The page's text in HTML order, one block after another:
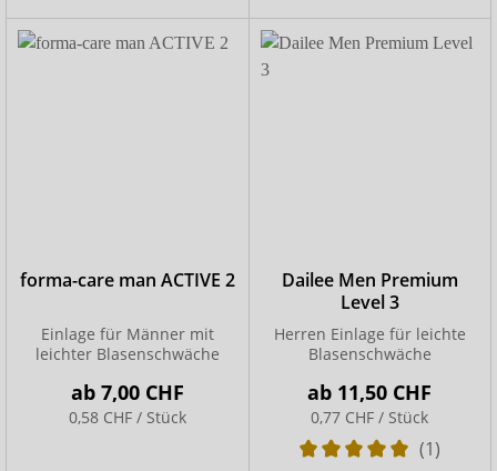
forma-care man ACTIVE 2
Einlage für Männer mit
leichter Blasenschwäche
ab 7,00 CHF
0,58 CHF / Stück
Dailee Men Premium
Level 3
Herren Einlage für leichte
Blasenschwäche
ab 11,50 CHF
0,77 CHF / Stück
(1)